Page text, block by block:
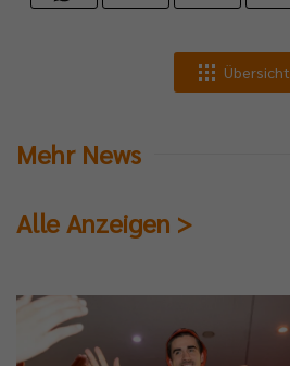
Übersicht
Mehr News
Alle Anzeigen >